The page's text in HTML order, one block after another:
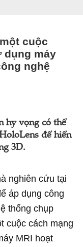
cuộc
dụng máy
nghệ
hy vọng có thể
để hiển
3D.
nghiên cứu tại
áp dụng công
thống chụp
cuộc cách mạng
MRI hoạt